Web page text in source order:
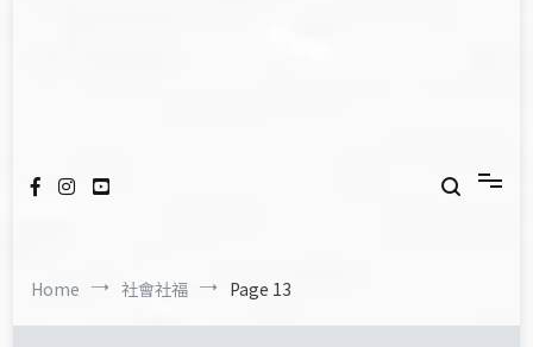
Home 社會社福 Page 13